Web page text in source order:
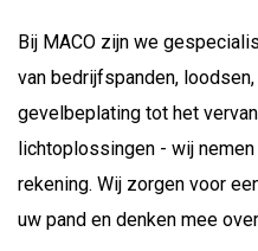
Bij MACO zijn we
van bedrijfspanden,
gevelbeplating tot het
lichtoplossingen - wij
rekening. Wij zorgen voor
uw pand en denken mee